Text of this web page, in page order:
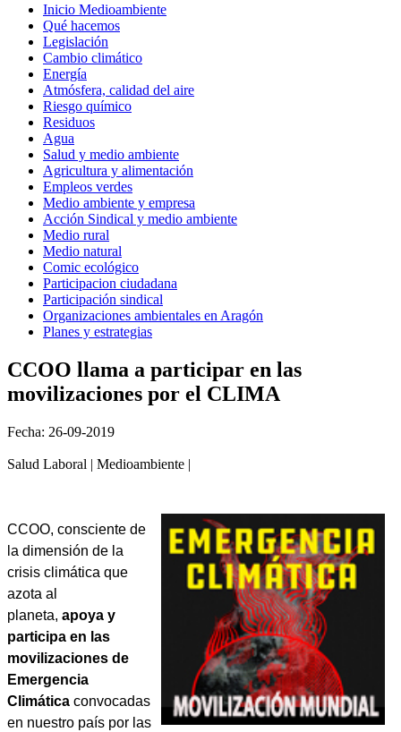
Inicio Medioambiente
Qué hacemos
Legislación
Cambio climático
Energía
Atmósfera, calidad del aire
Riesgo químico
Residuos
Agua
Salud y medio ambiente
Agricultura y alimentación
Empleos verdes
Medio ambiente y empresa
Acción Sindical y medio ambiente
Medio rural
Medio natural
Comic ecológico
Participacion ciudadana
Participación sindical
Organizaciones ambientales en Aragón
Planes y estrategias
CCOO llama a participar en las
movilizaciones por el CLIMA
Fecha: 26-09-2019
Salud Laboral | Medioambiente |
CCOO, consciente de
la dimensión de la
crisis climática que
azota al
planeta, apoya y
participa en las
movilizaciones de
Emergencia
Climática convocadas
en nuestro país por las